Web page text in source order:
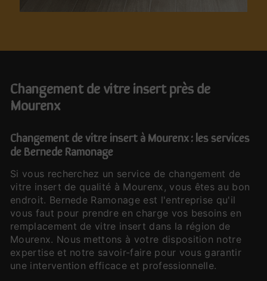
changement de vitre insert près de
Mourenx
Changement de vitre insert à Mourenx : les services
de Bernede Ramonage
Si vous recherchez un service de changement de
vitre insert de qualité à Mourenx, vous êtes au bon
endroit. Bernede Ramonage est l'entreprise qu'il
vous faut pour prendre en charge vos besoins en
remplacement de vitre insert dans la région de
Mourenx. Nous mettons à votre disposition notre
expertise et notre savoir-faire pour vous garantir
une intervention efficace et professionnelle.